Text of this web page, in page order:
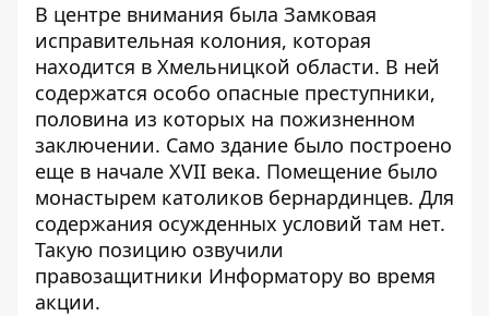
В центре внимания была Замковая
исправительная колония, которая
находится в Хмельницкой области. В ней
содержатся особо опасные преступники,
половина из которых на пожизненном
заключении. Само здание было построено
еще в начале XVII века. Помещение было
монастырем католиков бернардинцев. Для
содержания осужденных условий там нет.
Такую позицию озвучили
правозащитники Информатору во время
акции.